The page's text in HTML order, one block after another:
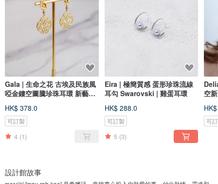
Gala | 生命之花 古埃及民族風
啞金鏤空圖騰珍珠耳環 新藝術
HK$ 378.0
可訂製
4 (1)
Eira | 極簡質感 蛋形珍珠流線
耳勾 Swarovski | 雞蛋耳環
HK$ 288.0
可訂製
5 (3)
空
可
設計館故事